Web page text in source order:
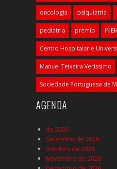
oncologia psiquiatria
pediatria prémio
Centro Hospitalar e
Manuel Teixeira Veríssimo
Sociedade Portuguesa de
AGENDA
de 2026
Setembro de 2026
Outubro de 2026
Novembro de 2026